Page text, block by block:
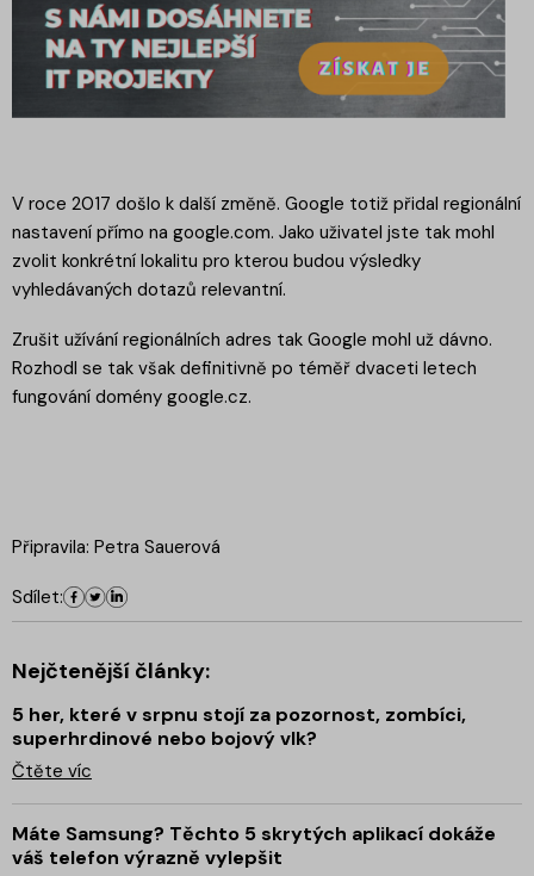
V roce 2017 došlo k další změně. Google totiž přidal regionální
nastavení přímo na google.com. Jako uživatel jste tak mohl
zvolit konkrétní lokalitu pro kterou budou výsledky
vyhledávaných dotazů relevantní.
Zrušit užívání regionálních adres tak Google mohl už dávno.
Rozhodl se tak však definitivně po téměř dvaceti letech
fungování domény google.cz.
Připravila: Petra Sauerová
Sdílet:
Nejčtenější články:
5 her, které v srpnu stojí za pozornost, zombíci,
superhrdinové nebo bojový vlk?
Čtěte víc
Máte Samsung? Těchto 5 skrytých aplikací dokáže
váš telefon výrazně vylepšit